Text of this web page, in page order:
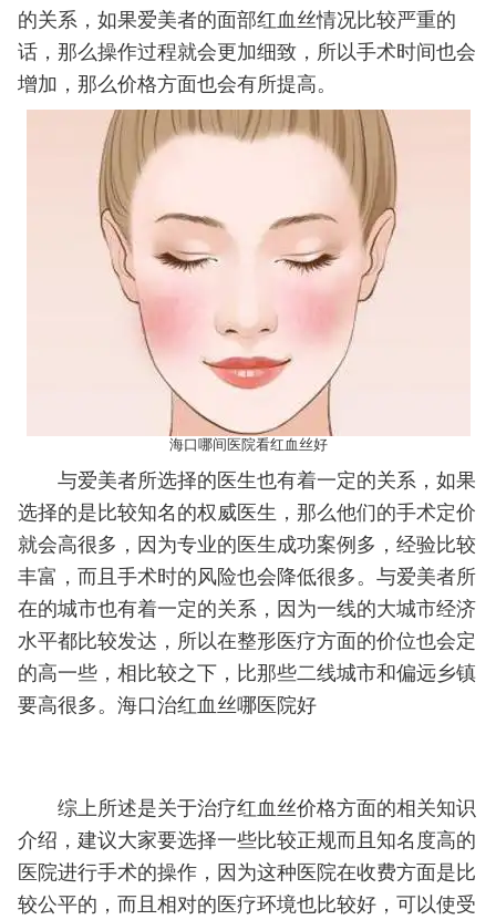
的关系，如果爱美者的面部红血丝情况比较严重的
话，那么操作过程就会更加细致，所以手术时间也会
增加，那么价格方面也会有所提高。
海口哪间医院看红血丝好
与爱美者所选择的医生也有着一定的关系，如果
选择的是比较知名的权威医生，那么他们的手术定价
就会高很多，因为专业的医生成功案例多，经验比较
丰富，而且手术时的风险也会降低很多。与爱美者所
在的城市也有着一定的关系，因为一线的大城市经济
水平都比较发达，所以在整形医疗方面的价位也会定
的高一些，相比较之下，比那些二线城市和偏远乡镇
要高很多。海口治红血丝哪医院好
综上所述是关于治疗红血丝价格方面的相关知识
介绍，建议大家要选择一些比较正规而且知名度高的
医院进行手术的操作，因为这种医院在收费方面是比
较公平的，而且相对的医疗环境也比较好，可以使受